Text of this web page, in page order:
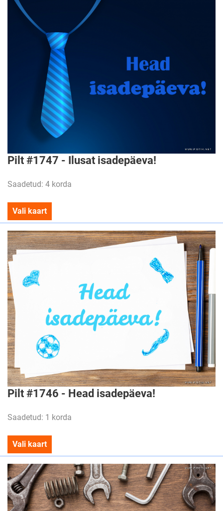
Pilt #1747 - Ilusat isadepäeva!
Saadetud: 4 korda
Vali kaart
Pilt #1746 - Head isadepäeva!
Saadetud: 1 korda
Vali kaart